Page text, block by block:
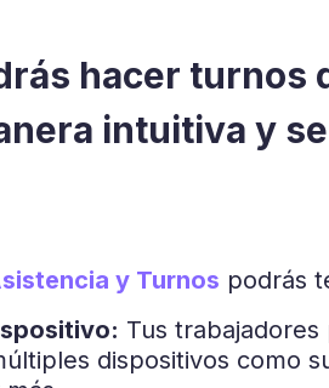
hacer turnos
intuitiva y
y Turnos podrás
Tus
dispositivos como